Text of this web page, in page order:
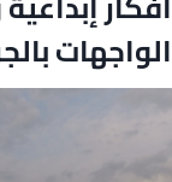
الواجهات